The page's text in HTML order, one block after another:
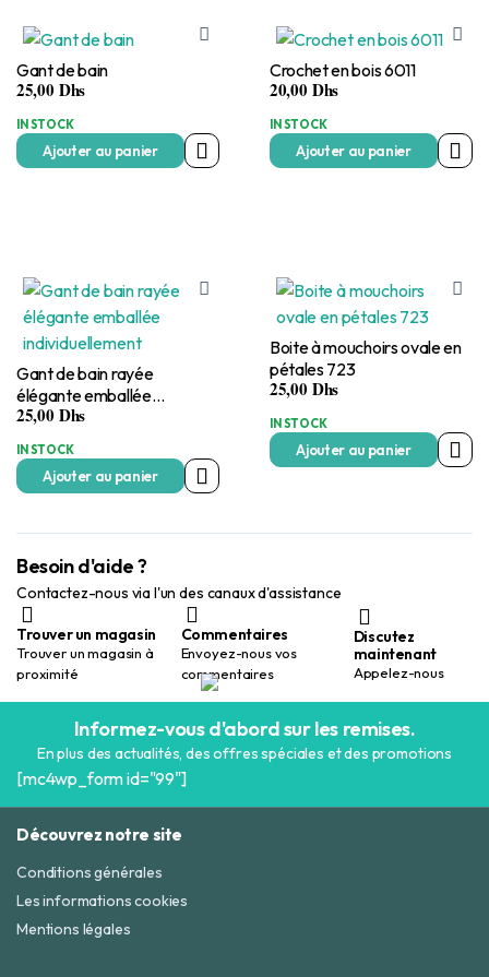
Gant de bain
25,00Dhs
IN STOCK
Ajouter au panier
Crochet en bois 6011
20,00Dhs
IN STOCK
Ajouter au panier
Gant de bain rayée
élégante emballée
individuellement
25,00Dhs
IN STOCK
Ajouter au panier
Boite à mouchoirs ovale en
pétales 723
25,00Dhs
IN STOCK
Ajouter au panier
Besoin d'aide ?
Contactez-nous via l'un des canaux d'assistance
Trouver un magasin
Trouver un magasin à
proximité
Commentaires
Envoyez-nous vos
commentaires
Discutez
maintenant
Appelez-nous
Informez-vous d'abord sur les remises.
En plus des actualités, des offres spéciales et des promotions
[mc4wp_form id="99"]
Découvrez notre site
Conditions générales
Les informations cookies
Mentions légales